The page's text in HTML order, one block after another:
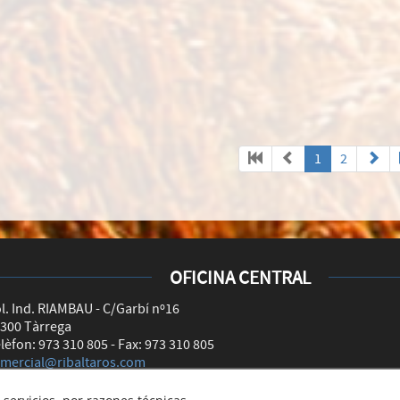
1
2
OFICINA CENTRAL
Ind. RIAMBAU - C/Garbí nº16
Tàrrega
973 310 805 - Fax: 973 310 805